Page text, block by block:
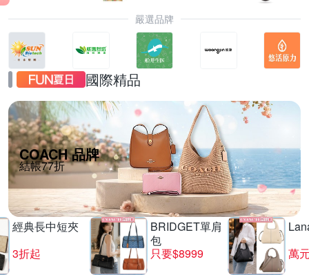
嚴選品牌
國際精品
COACH 品牌
結帳77折
經典長中短夾
3折起
BRIDGET單肩
包
只要$8999
萬